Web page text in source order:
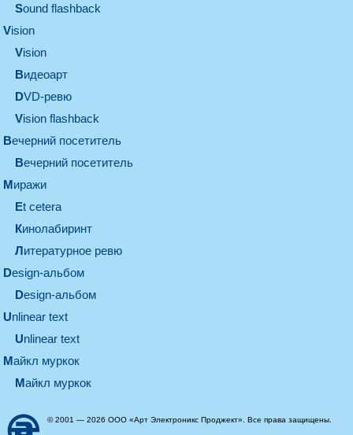
Sound flashback
vision
vision
видеоарт
DVD-ревю
Vision flashback
вечерний посетитель
вечерний посетитель
миражи
et cetera
кинолабиринт
литературное ревю
design-альбом
design-альбом
unlinear text
Unlinear text
майкл муркок
майкл муркок
© 2001 — 2026 ООО «Арт Электроникс Проджект». Все права защищены.